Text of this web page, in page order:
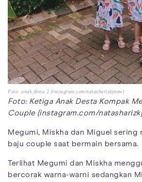
Foto: anak desta 2 (instagram.com/natasharizkynew)
Foto: Ketiga Anak Desta Kompak
Couple (instagram.com/
Megumi, Miskha dan Miguel sering
baju couple saat bermain bersama.
Terlihat Megumi dan Miskha
bercorak warna-warni sedangkan